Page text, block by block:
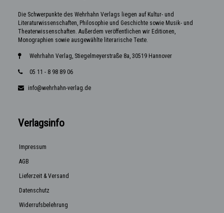
Die Schwerpunkte des Wehrhahn Verlags liegen auf Kultur- und
Literaturwissenschaften, Philosophie und Geschichte sowie Musik- und
Theaterwissenschaften. Außerdem veröffentlichen wir Editionen,
Monographien sowie ausgewählte literarische Texte.
Wehrhahn Verlag, Stiegelmeyerstraße 8a, 30519 Hannover
05 11 - 8 98 89 06
info@wehrhahn-verlag.de
Verlagsinfo
Impressum
AGB
Lieferzeit & Versand
Datenschutz
Widerrufsbelehrung